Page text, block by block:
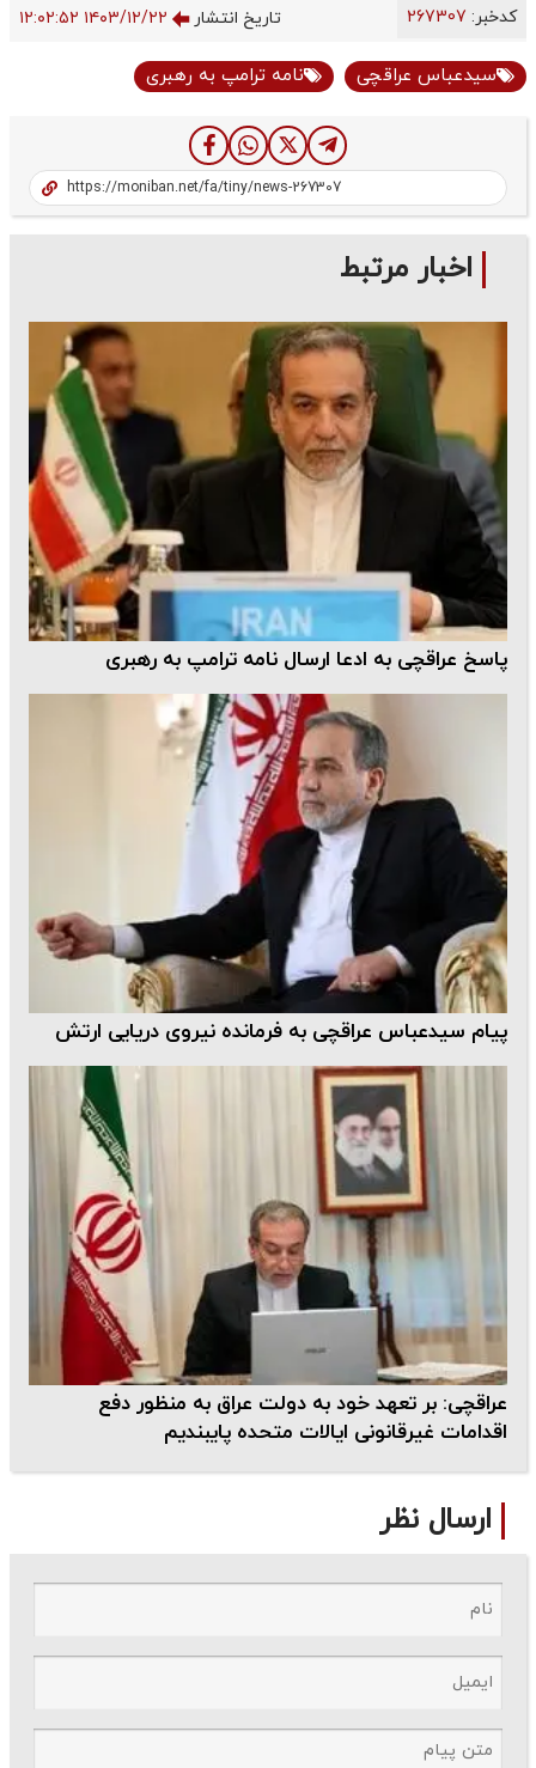
کدخبر: تاریخ انتشار ۱۴۰۳/۱۲/۲۲ ۱۲:۰۲:۵۲
سیدعباس عراقچی نامه ترامپ به رهبری
اخبار مرتبط
پاسخ عراقچی به ادعا ارسال نامه ترامپ به رهبری
پیام سیدعباس عراقچی به فرمانده نیروی دریایی ارتش
عراقچی: بر تعهد خود به دولت عراق به منظور دفع
اقدامات غیرقانونی ایالات متحده پایبندیم
ارسال نظر